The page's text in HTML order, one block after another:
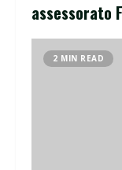
assessorato
2 MIN READ